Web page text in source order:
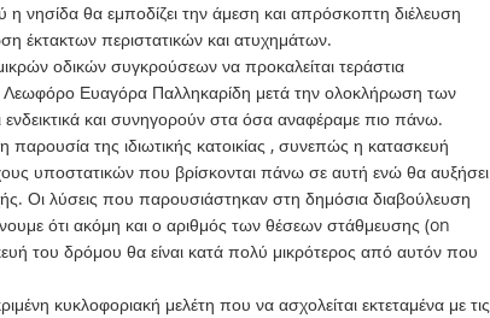
νησίδα θα εμποδίζει την άμεση και απρόσκοπτη διέλευση
περιστατικών και ατυχημάτων.
οδικών συγκρούσεων να προκαλείται τεράστια
Ευαγόρα Παλληκαρίδη μετά την ολοκλήρωση των
και συνηγορούν στα όσα αναφέραμε πιο πάνω.
της ιδιωτικής κατοικίας , συνεπώς η κατασκευή
υποστατικών που βρίσκονται πάνω σε αυτή ενώ θα αυξήσει
Οι λύσεις που παρουσιάστηκαν στη δημόσια διαβούλευση
ότι ακόμη και ο αριθμός των θέσεων στάθμευσης (on
του δρόμου θα είναι κατά πολύ μικρότερος από αυτόν που
κυκλοφοριακή μελέτη που να ασχολείται εκτεταμένα με τις